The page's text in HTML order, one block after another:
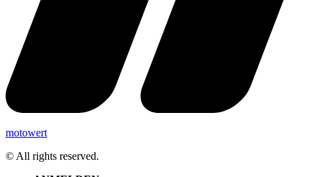
motowert
© All rights reserved.